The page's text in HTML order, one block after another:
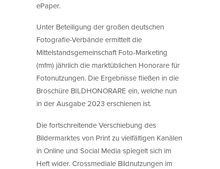
ePaper.
Unter Beteiligung der großen deutschen
Fotografie-Verbände ermittelt die
Mittelstandsgemeinschaft Foto-Marketing
(mfm) jährlich die marktüblichen Honorare für
Fotonutzungen. Die Ergebnisse fließen in die
Broschüre BILDHONORARE ein, welche nun
in der Ausgabe 2023 erschienen ist.
Die fortschreitende Verschiebung des
Bildermarktes von Print zu vielfältigen Kanälen
in Online und Social Media spiegelt sich im
Heft wider. Crossmediale Bildnutzungen im